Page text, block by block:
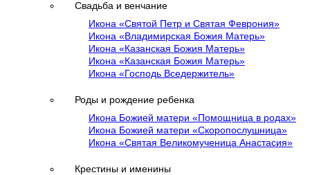
Свадьба и венчание
Икона «Святой Петр и Святая Феврония»
Икона «Владимирская Божия Матерь»
Икона «Казанская Божия Матерь»
Икона «Казанская Божия Матерь»
Икона «Господь Вседержитель»
Роды и рождение ребенка
Икона Божией матери «Помощница в родах»
Икона Божией матери «Скоропослушница»
Икона «Святая Великомученица Анастасия»
Крестины и именины